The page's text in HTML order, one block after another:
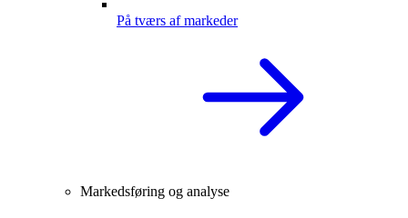
På tværs af markeder
Markedsføring og analyse